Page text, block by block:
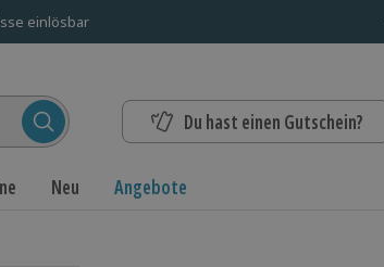
einlösbar
Du hast einen Gutschein?
Neu Angebote